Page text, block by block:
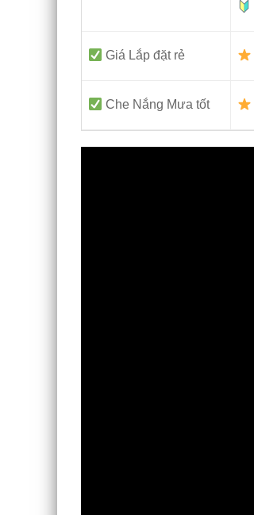
Giá Lắp đặt rẻ
Che Nắng Mưa tốt